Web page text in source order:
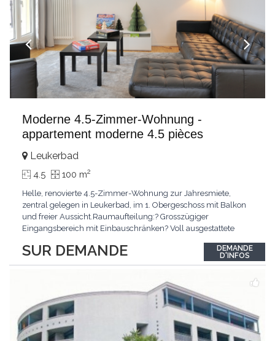
Moderne 4.5-Zimmer-Wohnung -
appartement moderne 4.5 pièces
SUR DEMANDE
Leukerbad
4.5 100 m2
Helle, renovierte 4.5-Zimmer-Wohnung zur Jahresmiete,
zentral gelegen in Leukerbad, im 1. Obergeschoss mit Balkon
und freier Aussicht.Raumaufteilung:? Grosszügiger
Eingangsbereich mit Einbauschränken? Voll ausgestattete
Wohnbereich? Drei Schlafzimmer (inkl. Elternschlafzimmer
mit Einbauschränken)? Badezimmer und Duschbad?
DEMANDE
D'INFOS